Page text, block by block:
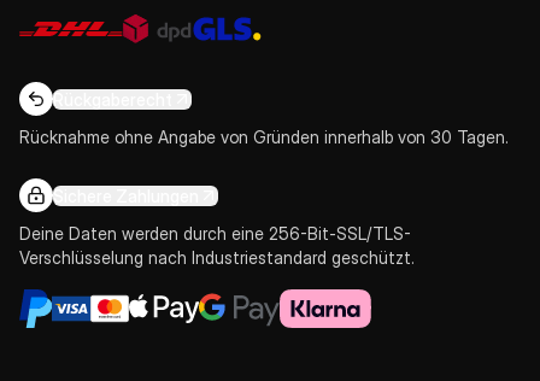
Rückgaberecht
Rücknahme ohne Angabe von Gründen innerhalb von 30 Tagen.
Sichere Zahlungen
Deine Daten werden durch eine 256-Bit-SSL/TLS-
Verschlüsselung nach Industriestandard geschützt.